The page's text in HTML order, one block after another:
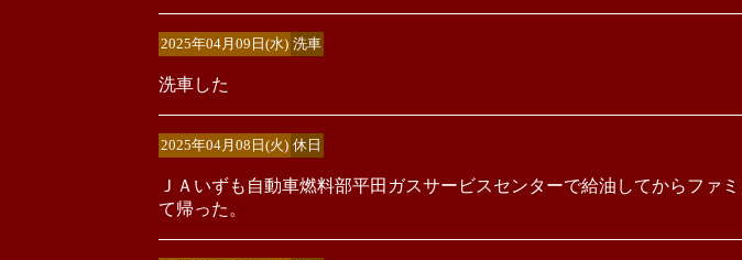
2025年04月09日(水) 洗車
洗車した
2025年04月08日(火) 休日
ＪＡいずも自動車燃料部平田ガスサービスセンターで給油してからフ
て帰った。